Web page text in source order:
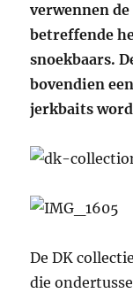
verwennen
betreffende
snoekbaars.
bovendien
jerkbaits
De DK
die